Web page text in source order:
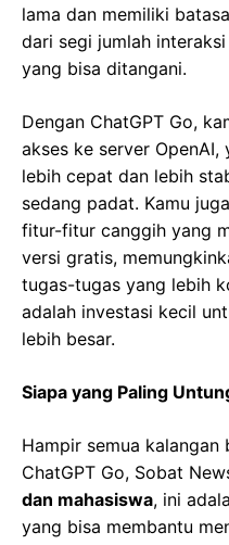
lama dan memiliki
dari segi jumlah
yang bisa ditangani.
Dengan ChatGPT Go,
akses ke server
lebih cepat dan lebih
sedang padat. Kamu
fitur-fitur canggih yang
versi gratis,
tugas-tugas yang lebih
adalah investasi kecil
lebih besar.
Siapa yang Paling
Hampir semua kalangan
ChatGPT Go, Sobat
dan mahasiswa, ini
yang bisa membantu